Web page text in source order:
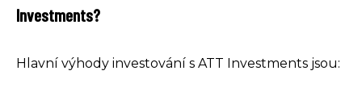
Investments?
Hlavní výhody investování s ATT Investments jsou: